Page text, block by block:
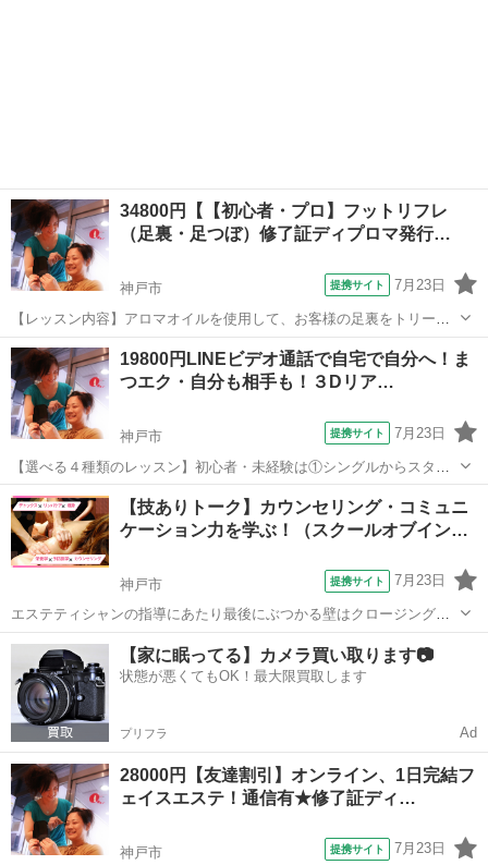
34800円【【初心者・プロ】フットリフレ
（足裏・足つぼ）修了証ディプロマ発行…
神戸市 提携サイト 7月23日
【レッスン内容】アロマオイルを使用して、お客様の足裏をトリート
メントします。DVDを観ながらご自宅でレッスンが受けられます。シ
ョートコースは、片足24の反射区及びオープニング、エンディング等
の技術を習得します。1回づつで30...
兵庫 神戸市 リフレクソロジー
19800円LINEビデオ通話で自宅で自分へ！ま
つエク・自分も相手も！３Dリア…
神戸市 提携サイト 7月23日
【選べる４種類のレッスン】初心者・未経験は①シングルからスター
ト！セルフも講習時間に入っています（希望者のみ）相手、自分と両
方学べます①シングル（１本のまつげに１本つける）②３Ｄボリュー
ムアイラッシュ（１本のまつげに細い０．...
兵庫 神戸市 メイク
【技ありトーク】カウンセリング・コミュニ
ケーション力を学ぶ！（スクールオブイン…
神戸市 提携サイト 7月23日
エステティシャンの指導にあたり最後にぶつかる壁はクロージングの
アフターカウンセリングです。必要な技術と知識を習得しても、お客
様がリピートしてくれなければ意味がありません。お笑い芸人の人は
間の取り方1つで面白くもなり、反対に面...
兵庫 神戸市 その他
【家に眠ってる】カメラ買い取ります📷
状態が悪くてもOK！最大限買取します
プリフラ Ad
28000円【友達割引】オンライン、1日完結フ
ェイスエステ！通信有★修了証ディ…
神戸市 提携サイト 7月23日